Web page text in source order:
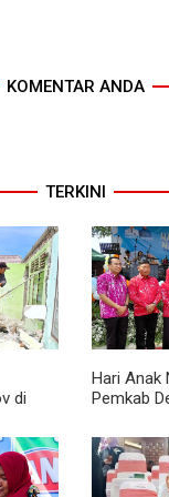
KOMENTAR ANDA
TERKINI
di
Hari Anak
Pemkab